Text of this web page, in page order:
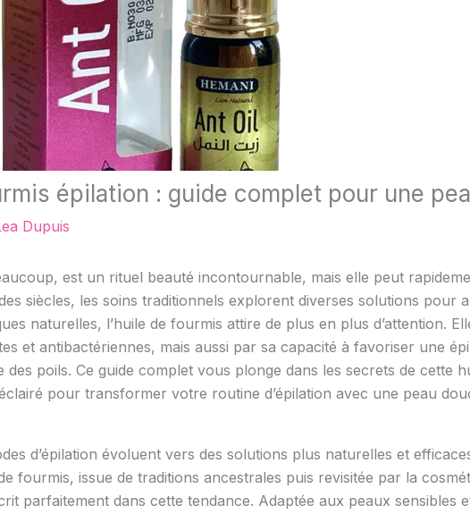
épilation : guide complet pour une
Dupuis
est un rituel beauté incontournable, mais elle peut
siècles, les soins traditionnels explorent diverses solutions pour
naturelles, l’huile de fourmis attire de plus en plus d’attention.
et antibactériennes, mais aussi par sa capacité à favoriser une
des poils. Ce guide complet vous plonge dans les secrets de cette
pour transformer votre routine d’épilation avec une peau
d’épilation évoluent vers des solutions plus naturelles et
fourmis, issue de traditions ancestrales puis revisitée par la
parfaitement dans cette tendance. Adaptée aux peaux sensibles